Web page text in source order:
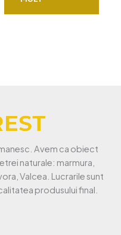
Avem ca obiect
naturale: marmura,
Valcea. Lucrarile sunt
produsului final.